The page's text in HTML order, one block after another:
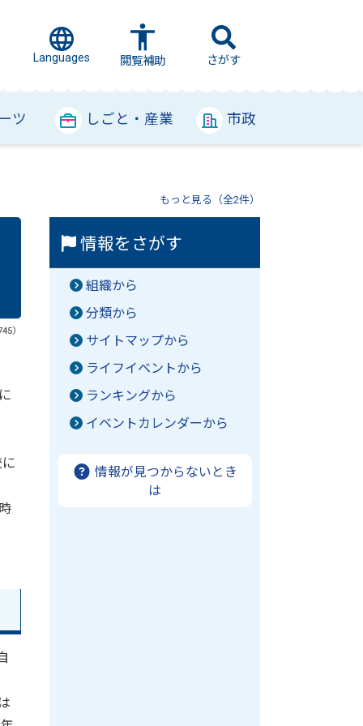
Languages 閲覧補助 さがす
ツ しごと・産業 市政
もっと見る（全2件）
）
情報をさがす
組織から
分類から
サイトマップから
ライフイベントから
ランキングから
イベントカレンダーから
情報が見つからないとき
は